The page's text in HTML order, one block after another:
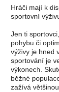
Hráči mají k
sportovní
Jen ti
pohybu či
výživy je hned
sportování je
výkonech.
běžné
zažívá